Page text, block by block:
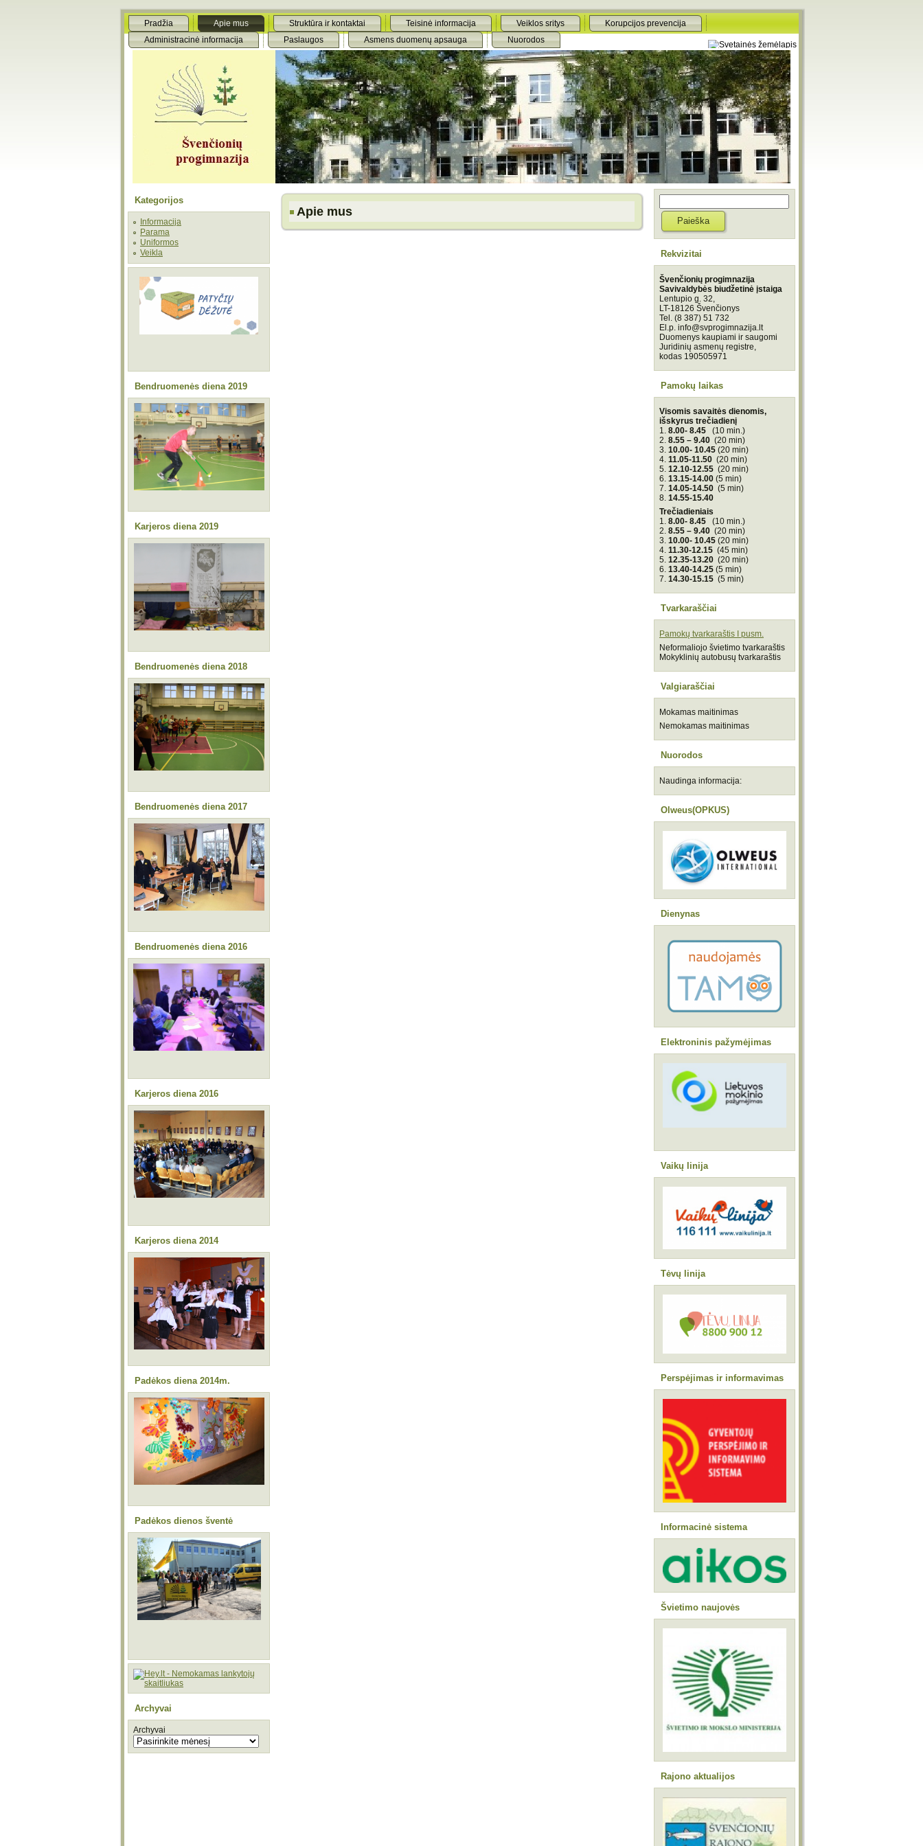
Pradžia Apie mus Struktūra ir kontaktai Teisinė informacija Veiklos sritys
Korupcijos prevencija
Administracinė informacija
Paslaugos Asmens duomenų apsauga Nuorodos
Kategorijos
Informacija
Parama
Uniformos
Veikla
Bendruomenės diena 2019
Karjeros diena 2019
Bendruomenės diena 2018
Bendruomenės diena 2017
Bendruomenės diena 2016
Karjeros diena 2016
Karjeros diena 2014
Padėkos diena 2014m.
Padėkos dienos šventė
Archyvai
Archyvai
Apie mus
Rekvizitai
Švenčionių progimnazija
Savivaldybės biudžetinė įstaiga
Lentupio g. 32,
LT-18126 Švenčionys
Tel. (8 387) 51 732
El.p. info@svprogimnazija.lt
Duomenys kaupiami ir saugomi
Juridinių asmenų registre,
kodas 190505971
Pamokų laikas
Visomis savaitės dienomis,
išskyrus trečiadienį
1. 8.00- 8.45
(10 min.)
2. 8.55 – 9.40 (20 min)
3. 10.00- 10.45 (20 min)
4. 11.05-11.50 (20 min)
5. 12.10-12.55 (20 min)
6. 13.15-14.00 (5 min)
7. 14.05-14.50 (5 min)
8. 14.55-15.40
Trečiadieniais
1. 8.00- 8.45
(10 min.)
2. 8.55 – 9.40 (20 min)
3. 10.00- 10.45 (20 min)
4. 11.30-12.15 (45 min)
5. 12.35-13.20 (20 min)
6. 13.40-14.25 (5 min)
7. 14.30-15.15 (5 min)
Tvarkaraščiai
Pamokų tvarkaraštis I pusm.
Neformaliojo švietimo tvarkaraštis
Mokyklinių autobusų tvarkaraštis
Valgiaraščiai
Mokamas maitinimas
Nemokamas maitinimas
Nuorodos
Naudinga informacija:
Olweus(OPKUS)
Dienynas
Elektroninis pažymėjimas
Vaikų linija
Tėvų linija
Perspėjimas ir informavimas
Informacinė sistema
Švietimo naujovės
Rajono aktualijos